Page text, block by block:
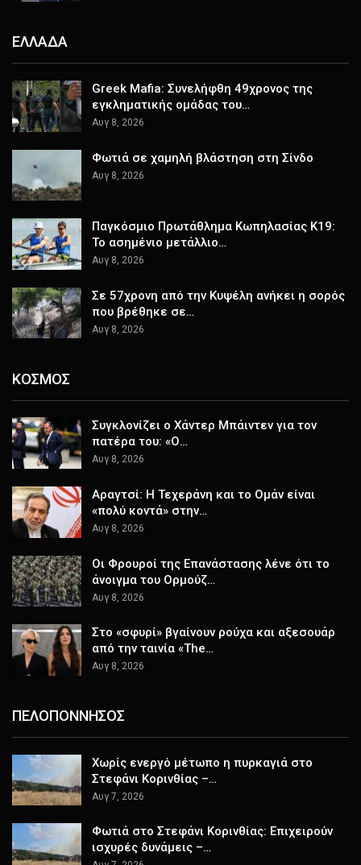
ΕΛΛΑΔΑ
Greek Mafia: Συνελήφθη 49χρονος της
εγκληματικής ομάδας του…
Αυγ 8, 2026
Φωτιά σε χαμηλή βλάστηση στη Σίνδο
Αυγ 8, 2026
Παγκόσμιο Πρωτάθλημα Κωπηλασίας Κ19:
Το ασημένιο μετάλλιο…
Αυγ 8, 2026
Σε 57χρονη από την Κυψέλη ανήκει η σορός
που βρέθηκε σε…
Αυγ 8, 2026
ΚΟΣΜΟΣ
Συγκλονίζει ο Χάντερ Μπάιντεν για τον
πατέρα του: «Ο…
Αυγ 8, 2026
Αραγτσί: Η Τεχεράνη και το Ομάν είναι
«πολύ κοντά» στην…
Αυγ 8, 2026
Οι Φρουροί της Επανάστασης λένε ότι το
άνοιγμα του Ορμούζ…
Αυγ 8, 2026
Στο «σφυρί» βγαίνουν ρούχα και αξεσουάρ
από την ταινία «The…
Αυγ 8, 2026
ΠΕΛΟΠΟΝΝΗΣΟΣ
Χωρίς ενεργό μέτωπο η πυρκαγιά στο
Στεφάνι Κορινθίας –…
Αυγ 7, 2026
Φωτιά στο Στεφάνι Κορινθίας: Επιχειρούν
ισχυρές δυνάμεις –…